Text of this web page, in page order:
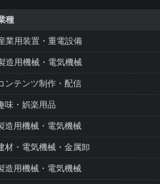
種
業用装置・重電設備
造用機械・電気機械
ンテンツ制作・配信
味・娯楽用品
造用機械・電気機械
材・電気機械・金属卸
造用機械・電気機械